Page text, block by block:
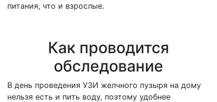
питания, что и взрослые.
Как проводится
обследование
В день проведения УЗИ желчного пузыря на дому
нельзя есть и пить воду, поэтому удобнее